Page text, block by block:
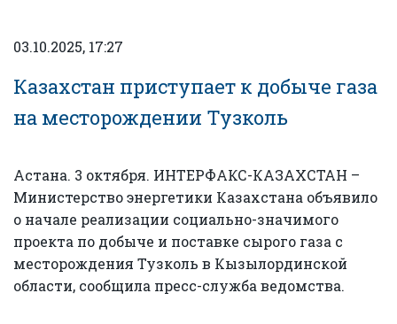
03.10.2025, 17:27
Казахстан приступает к добыче газа
на месторождении Тузколь
Астана. 3 октября. ИНТЕРФАКС-КАЗАХСТАН –
Министерство энергетики Казахстана объявило
о начале реализации социально-значимого
проекта по добыче и поставке сырого газа с
месторождения Тузколь в Кызылординской
области, сообщила пресс-служба ведомства.